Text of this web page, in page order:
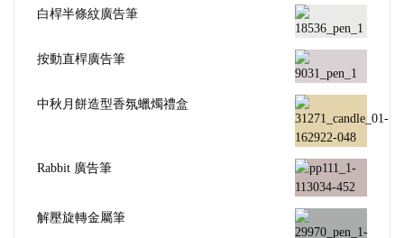
白桿半條紋廣告筆
按動直桿廣告筆
中秋月餅造型香氛蠟燭禮盒
Rabbit 廣告筆
解壓旋轉金屬筆